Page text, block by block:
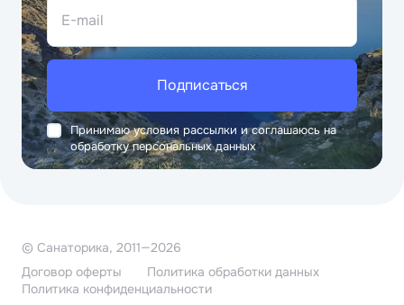
E-mail
Подписаться
Принимаю условия рассылки и соглашаюсь на
обработку персональных данных
© Санаторика, 2011—2026
Договор оферты
Политика обработки данных
Политика конфиденциальности